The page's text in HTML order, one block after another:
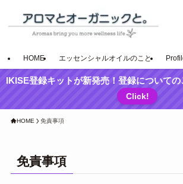
HOME エッセンシャルオイルのこと
IKISE登録キットが新発売！登録について
Click!
HOME 免責事項
免責事項